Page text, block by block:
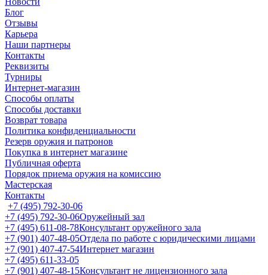
Блог
Отзывы
Карьера
Наши партнеры
Контакты
Реквизиты
Турниры
Интернет-магазин
Способы оплаты
Способы доставки
Возврат товара
Политика конфиденциальности
Резерв оружия и патронов
Покупка в интернет магазине
Публичная оферта
Порядок приема оружия на комиссию
Мастерская
Контакты
+7 (495) 792-30-06
+7 (495) 792-30-06Оружейный зал
+7 (495) 611-08-78Консультант оружейного зала
+7 (901) 407-48-05Отдела по работе с юридическими лицами
+7 (901) 407-47-54Интернет магазин
+7 (495) 611-33-05
+7 (901) 407-48-15Консультант не лицензионного зала